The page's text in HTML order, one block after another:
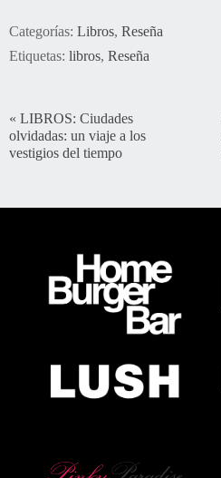
Categorías: Libros, Reseña
Etiquetas: libros, Reseña
« LIBROS: Ciudades
olvidadas: un viaje a los
vestigios del tiempo